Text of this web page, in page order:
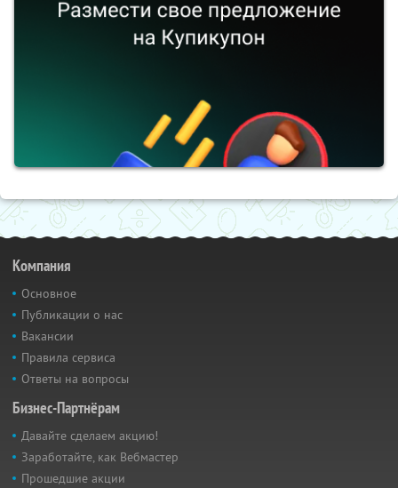
Компания
Основное
Публикации о нас
Вакансии
Правила сервиса
Ответы на вопросы
Бизнес-Партнёрам
Давайте сделаем акцию!
Заработайте, как Вебмастер
Прошедшие акции